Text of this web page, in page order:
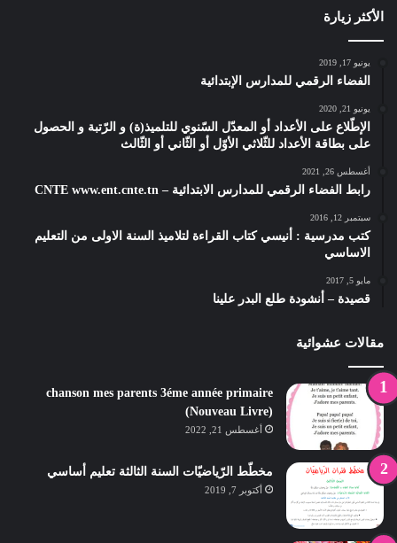
الأكثر زيارة
يونيو 17, 2019
الفضاء الرقمي للمدارس الإبتدائية
يونيو 21, 2020
الإطّلاع على الأعداد أو المعدّل السّنوي للتلميذ(ة) و الرّتبة و الحصول
على بطاقة الأعداد للثّلاثي الأوّل أو الثّاني أو الثّالث
أغسطس 26, 2021
رابط الفضاء الرقمي للمدارس الابتدائية – CNTE www.ent.cnte.tn
سبتمبر 12, 2016
كتب مدرسية : أنيسي كتاب القراءة لتلاميذ السنة الاولى من التعليم
الاساسي
مايو 5, 2017
قصيدة – أنشودة طلع البدر علينا
مقالات عشوائية
chanson mes parents 3éme année primaire
(Nouveau Livre)
أغسطس 21, 2022
مخطّط الرّياضيّات السنة الثالثة تعليم أساسي
أكتوبر 7, 2019